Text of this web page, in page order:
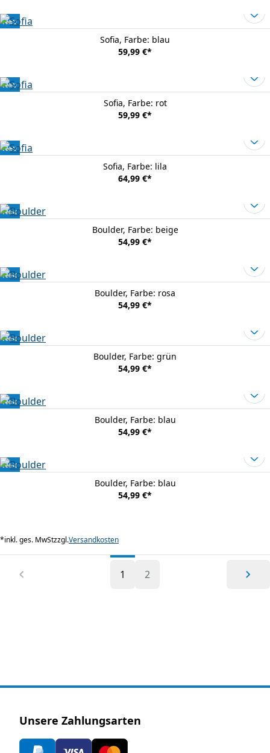
Neu
Sofia, Farbe: blau
59,99 €*
Neu
Sofia, Farbe: rot
59,99 €*
Neu
Sofia, Farbe: lila
64,99 €*
Neu
Boulder, Farbe: beige
54,99 €*
Neu
Boulder, Farbe: rosa
54,99 €*
Neu
Boulder, Farbe: grün
54,99 €*
Neu
Boulder, Farbe: blau
54,99 €*
Neu
Boulder, Farbe: blau
54,99 €*
*inkl. ges. MwStzzgl.Versandkosten
1 2
Unsere Zahlungsarten